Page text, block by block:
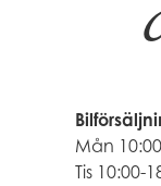
Mån
Tis 10:00-